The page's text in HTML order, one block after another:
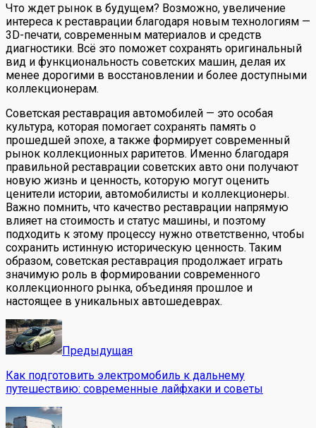
Что ждет рынок в будущем? Возможно, увеличение
интереса к реставрации благодаря новым технологиям —
3D-печати, современным материалов и средств
диагностики. Всё это поможет сохранять оригинальный
вид и функциональность советских машин, делая их
менее дорогими в восстановлении и более доступными
коллекционерам.
Советская реставрация автомобилей — это особая
культура, которая помогает сохранять память о
прошедшей эпохе, а также формирует современный
рынок коллекционных раритетов. Именно благодаря
правильной реставрации советских авто они получают
новую жизнь и ценность, которую могут оценить
ценители истории, автомобилисты и коллекционеры.
Важно помнить, что качество реставрации напрямую
влияет на стоимость и статус машины, и поэтому
подходить к этому процессу нужно ответственно, чтобы
сохранить истинную историческую ценность. Таким
образом, советская реставрация продолжает играть
значимую роль в формировании современного
коллекционного рынка, объединяя прошлое и
настоящее в уникальных автошедеврах.
Предыдущая
Как подготовить электромобиль к дальнему
путешествию: современные лайфхаки и советы